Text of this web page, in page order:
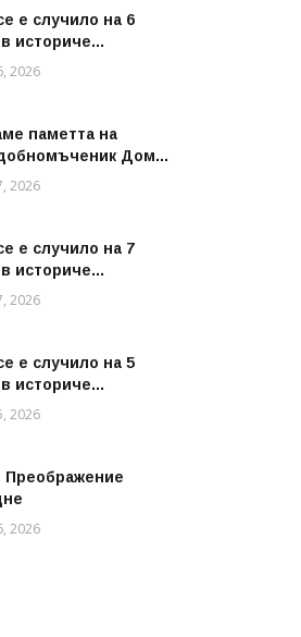
е случило на 6
в историче...
2026
паметта на
Дом...
2026
е случило на 7
в историче...
2026
е случило на 5
в историче...
2026
Преображение
2026